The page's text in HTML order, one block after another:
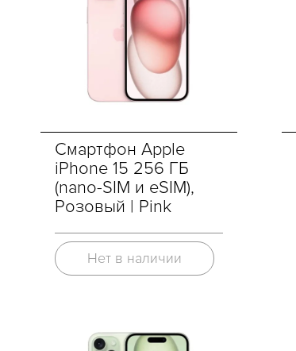
Смартфон Apple
iPhone 15 256 ГБ
(nano-SIM и eSIM),
Розовый | Pink
Нет в наличии